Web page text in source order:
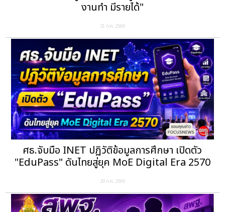
งานทำ มีรายได้"
31 ก.ค. 2569
ศธ.จับมือ INET ปฏิวัติข้อมูลการศึกษา เปิดตัว
"EduPass" ดันไทยสู่ยุค MoE Digital Era 2570
29 ก.ค. 2569